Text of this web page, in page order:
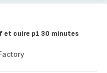
et cuire p1 30 minutes